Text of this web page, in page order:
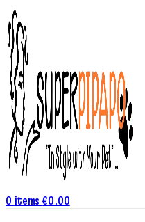
0 items €0.00